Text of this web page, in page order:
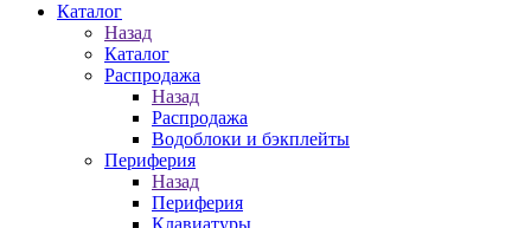
Каталог
Назад
Каталог
Распродажа
Назад
Распродажа
Водоблоки и бэкплейты
Периферия
Назад
Периферия
Клавиатуры